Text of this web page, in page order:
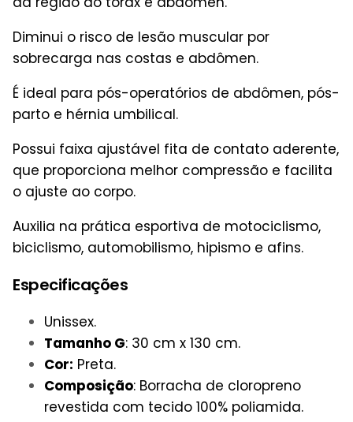
Diminui o risco de lesão muscular por
sobrecarga nas costas e abdômen.
É ideal para pós-operatórios de abdômen, pós-
parto e hérnia umbilical.
Possui faixa ajustável fita de contato aderente,
que proporciona melhor compressão e facilita
o ajuste ao corpo.
Auxilia na prática esportiva de motociclismo,
biciclismo, automobilismo, hipismo e afins.
Especificações
Unissex.
Tamanho G: 30 cm x 130 cm.
Cor: Preta.
Composição: Borracha de cloropreno
revestida com tecido 100% poliamida.